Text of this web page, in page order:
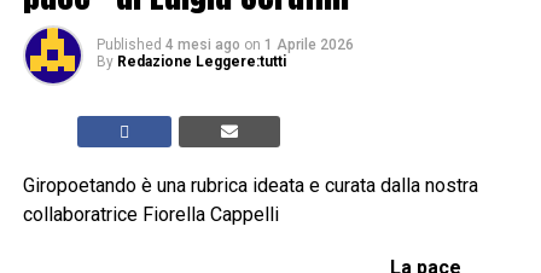
Published 4 mesi ago on 1 Aprile 2026
By Redazione Leggere:tutti
Giropoetando è una rubrica ideata e curata dalla nostra
collaboratrice Fiorella Cappelli
La pace